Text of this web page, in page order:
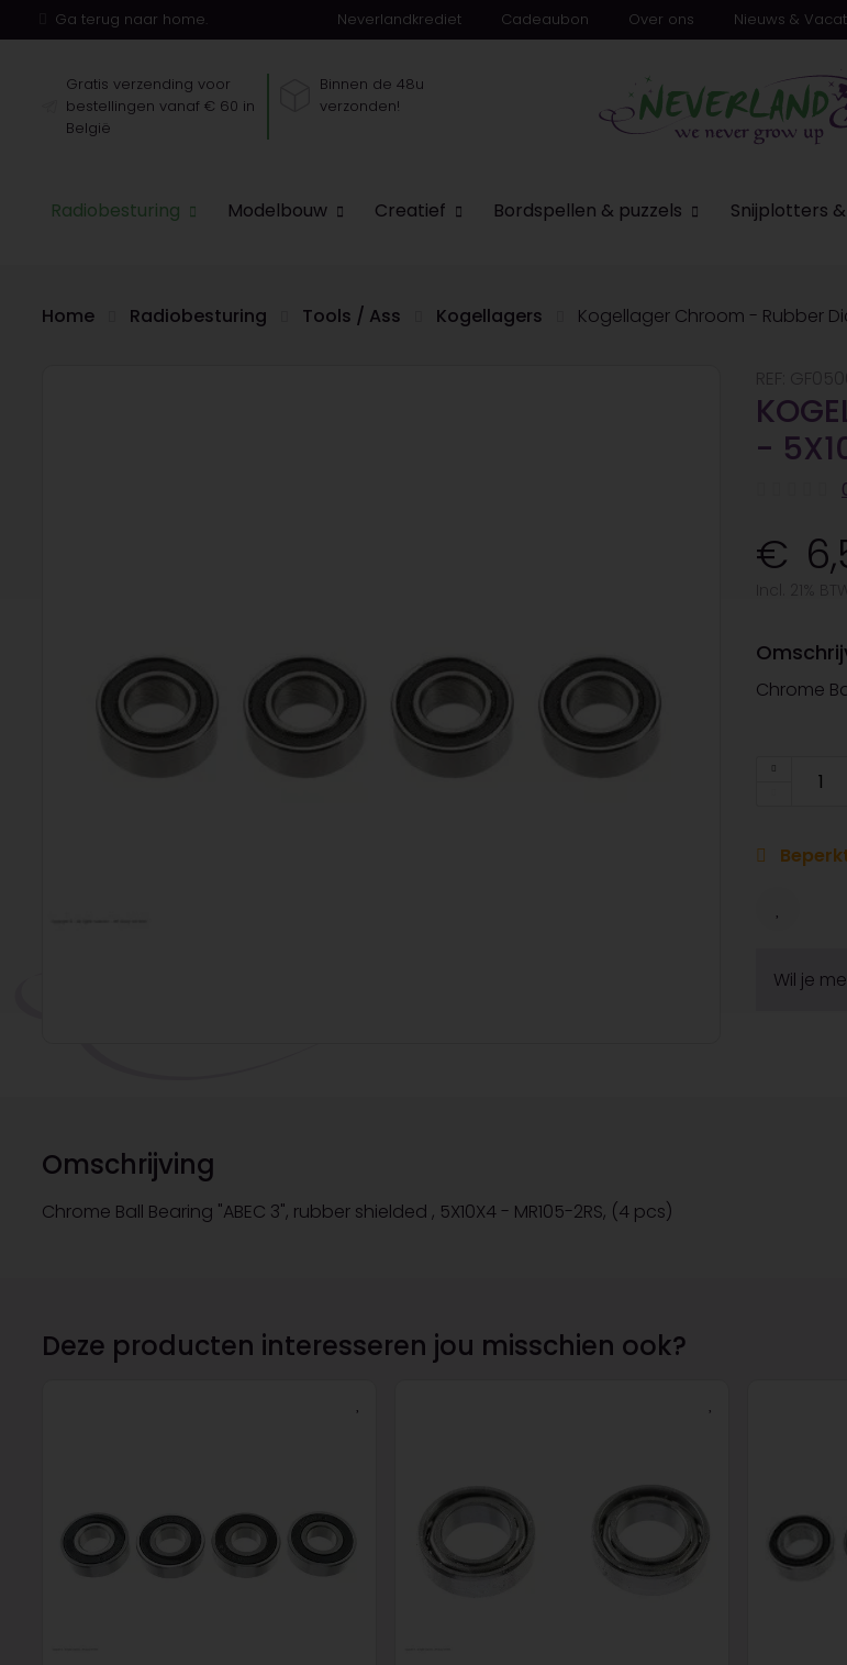
Ga terug naar home. Neverlandkrediet Cadeaubon Over ons Nieuws &
Gratis verzending voor
bestellingen vanaf € 60 in
België
Binnen de 48u
verzonden!
Radiobesturing Modelbouw Creatief Bordspellen & puzzels Snijplotters
Home Radiobesturing Tools / Ass Kogellagers Kogellager Chroom - Rubber
-
Chrome
Wil je
Omschrijving
Chrome Ball Bearing "ABEC 3", rubber shielded , 5X10X4 - MR105-2RS, (4 pcs)
Deze producten interesseren jou misschien ook?